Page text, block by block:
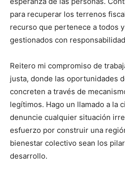
para recuperar los terrenos
recurso que pertenece a todos
gestionados con
Reitero mi compromiso de
justa, donde las oportunidades
concreten a través de
legítimos. Hago un llamado a la
denuncie cualquier situación
esfuerzo por construir una
bienestar colectivo sean los
desarrollo.